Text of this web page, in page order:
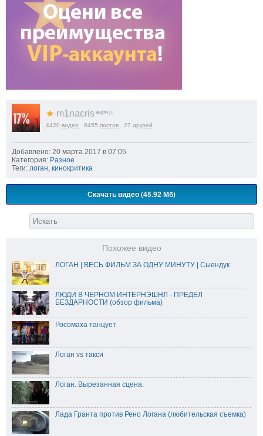
★m1nacris 55279 | 0
4420 видео 6455 постов 27 друзей
Добавлено: 20 марта 2017 в 07:05
Категория: Разное
Теги: логан, кинокритика
Скачать видео (45.92 Мб)
Похожее видео
ЛОГАН | ВЕСЬ ФИЛЬМ ЗА ОДНУ МИНУТУ | Сыендук
ЛЮДИ В ЧЕРНОМ ИНТЕРНЭШНЛ - ПРЕДЕЛ
БЕЗДАРНОСТИ (обзор фильма)
Росомаха танцует
Логан vs такси
Логан. Вырезанная сцена.
Лада Гранта против Рено Логана (любительская съемка)